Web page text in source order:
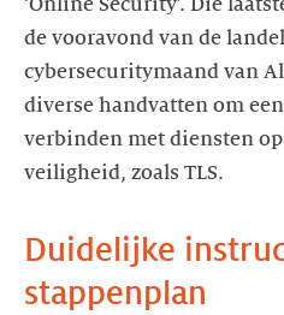
‘Online Security’. Die
de vooravond van de
cybersecuritymaand van
diverse handvatten om
verbinden met diensten
veiligheid, zoals TLS.
Duidelijke
stappenplan